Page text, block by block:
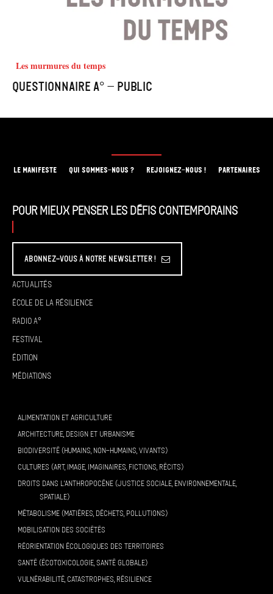
Les murmures du temps
Questionnaire A° – Public
LE MANIFESTE QUI SOMMES-NOUS ? REJOIGNEZ-NOUS ! PARTENAIRES
Pour mieux penser les défis contemporains
Abonnez-vous à Notre Newsletter !
Actualités
École de la résilience
Radio A°
Festival
Édition
Médiations
ALIMENTATION ET AGRICULTURE
ARCHITECTURE, DESIGN ET URBANISME
BIODIVERSITÉ (HUMAINS, NON-HUMAINS, VIVANTS)
CULTURES (ART, IMAGE, IMAGINAIRES, FICTIONS, RÉCITS)
DROITS DANS L’ANTHROPOCÈNE (JUSTICE SOCIALE, ENVIRONNEMENTALE,
SPATIALE)
MÉTABOLISME (MATIÈRES, DÉCHETS, POLLUTIONS)
MOBILISATION DES SOCIÉTÉS
RÉORIENTATION ÉCOLOGIQUES DES TERRITOIRES
SANTÉ (ÉCOTOXICOLOGIE, SANTÉ GLOBALE)
VULNÉRABILITÉ, CATASTROPHES, RÉSILIENCE